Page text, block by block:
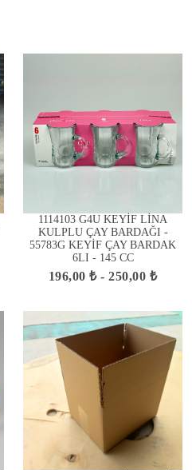
1114103 G4U KEYİF LİNA
KULPLU ÇAY BARDAĞI -
55783G KEYİF ÇAY BARDAK
6LI - 145 CC
196,00 ₺ - 250,00 ₺